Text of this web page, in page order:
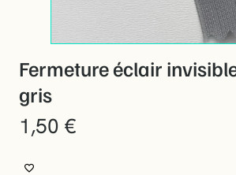
Fermeture éclair
gris
1,50 €